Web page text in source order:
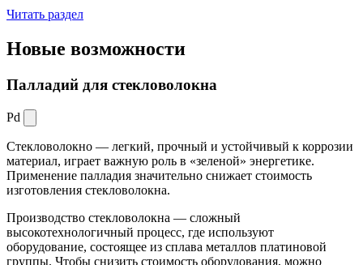
Читать раздел
Новые возможности
Палладий для стекловолокна
Pd
Стекловолокно — легкий, прочный и устойчивый к коррозии
материал, играет важную роль в «зеленой» энергетике.
Применение палладия значительно снижает стоимость
изготовления стекловолокна.
Производство стекловолокна — сложный
высокотехнологичный процесс, где используют
оборудование, состоящее из сплава металлов платиновой
группы. Чтобы снизить стоимость оборудования, можно